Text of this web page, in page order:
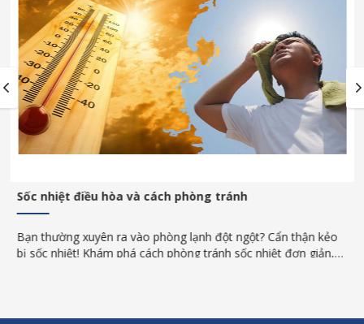
Sốc nhiệt điều hòa và cách phòng tránh
Bạn thường xuyên ra vào phòng lạnh đột ngột? Cẩn thận kẻo
bị sốc nhiệt! Khám phá cách phòng tránh sốc nhiệt đơn giản,